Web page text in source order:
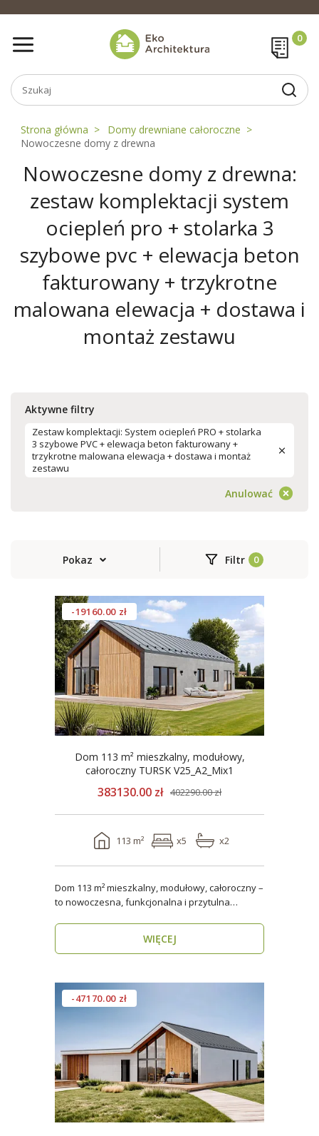
Strona główna
Domy drewniane całoroczne
Nowoczesne domy z drewna
Nowoczesne domy z drewna:
zestaw komplektacji system
ociepleń pro + stolarka 3
szybowe pvc + elewacja beton
fakturowany + trzykrotne
malowana elewacja + dostawa i
montaż zestawu
Aktywne filtry
Zestaw komplektacji: System ociepleń PRO + stolarka
3 szybowe PVC + elewacja beton fakturowany +
trzykrotne malowana elewacja + dostawa i montaż
zestawu
Anulować
Pokaz Filtr
-19160.00 zł
Dom 113 m² mieszkalny, modułowy,
całoroczny TURSK V25_A2_Mix1
383130.00 zł 402290.00 zł
113 m² x5 x2
Dom 113 m² mieszkalny, modułowy, całoroczny –
to nowoczesna, funkcjonalna i przytulna
WIĘCEJ
-47170.00 zł